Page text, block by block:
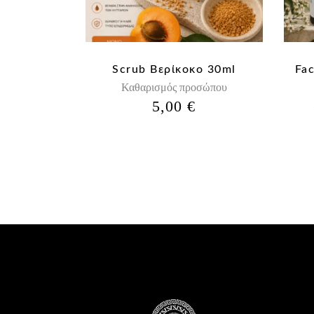
Scrub Βερίκοκο 30ml
Καθαρισμός προσώπου
5,00€